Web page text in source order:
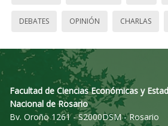
DEBATES OPINIÓN CHARLAS
Facultad de Ciencias Económicas y
Nacional de Rosario
Bv. Oroño 1261 - S2000DSM - Rosario